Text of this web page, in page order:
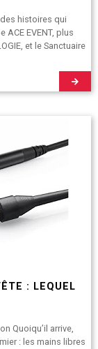
histoires qui
ACE EVENT, plus
et le Sanctuaire
: LEQUEL
Quoiqu’il arrive,
: les mains libres